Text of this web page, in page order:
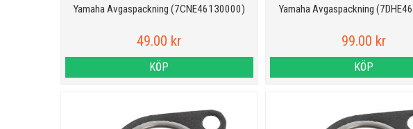
Yamaha Avgaspackning (7CNE46130000)
49.00 kr
KÖP
Yamaha Avgaspackning
99.00 kr
KÖP